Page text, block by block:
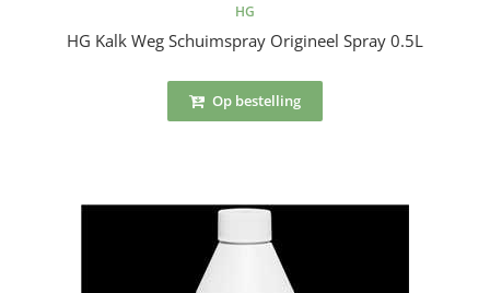
HG
HG Kalk Weg Schuimspray Origineel Spray 0.5L
Op bestelling